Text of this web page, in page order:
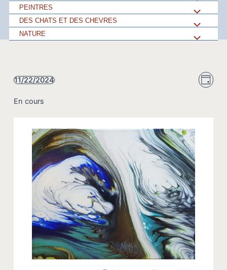
Menu
Menu
Menu
PEINTRES
DES CHATS ET DES CHEVRES
NATURE
Menu
de
Jour
11/22/2024
une
En cours